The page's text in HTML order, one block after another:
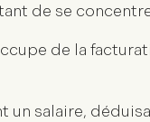
de se
de la
un salaire,